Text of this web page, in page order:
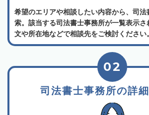
希望のエリアや相談したい内容から、司法
索。該当する司法書士事務所が一覧表示さ
文や所在地などで相談先をご検討ください。
司法書士事務所の詳
02